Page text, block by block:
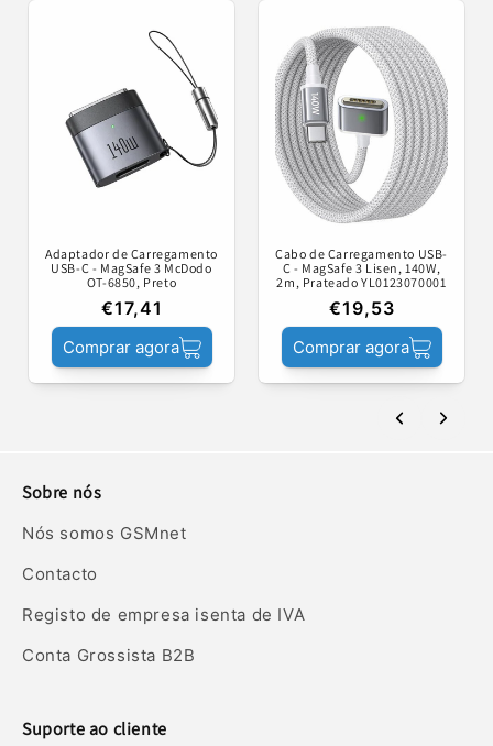
Adaptador de Carregamento
USB-C - MagSafe 3 McDodo
OT-6850, Preto
€17,41
Comprar agora
Cabo de Carregamento USB-
C - MagSafe 3 Lisen, 140W,
2m, Prateado YL0123070001
€19,53
Comprar agora
Sobre nós
Nós somos GSMnet
Contacto
Registo de empresa isenta de IVA
Conta Grossista B2B
Suporte ao cliente